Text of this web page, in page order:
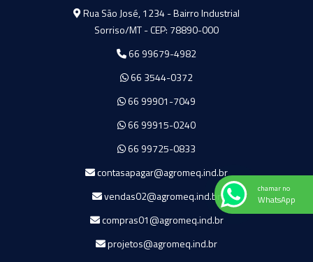
Agromeq
Rua São José, 1234 - Bairro Industrial
Sorriso/MT - CEP: 78890-000
66 99679-4982
66 3544-0372
66 99901-7049
66 99915-0240
66 99725-0833
contasapagar@agromeq.ind.br
vendas02@agromeq.ind.br
compras01@agromeq.ind.br
projetos@agromeq.ind.br
chamar no
WhatsApp